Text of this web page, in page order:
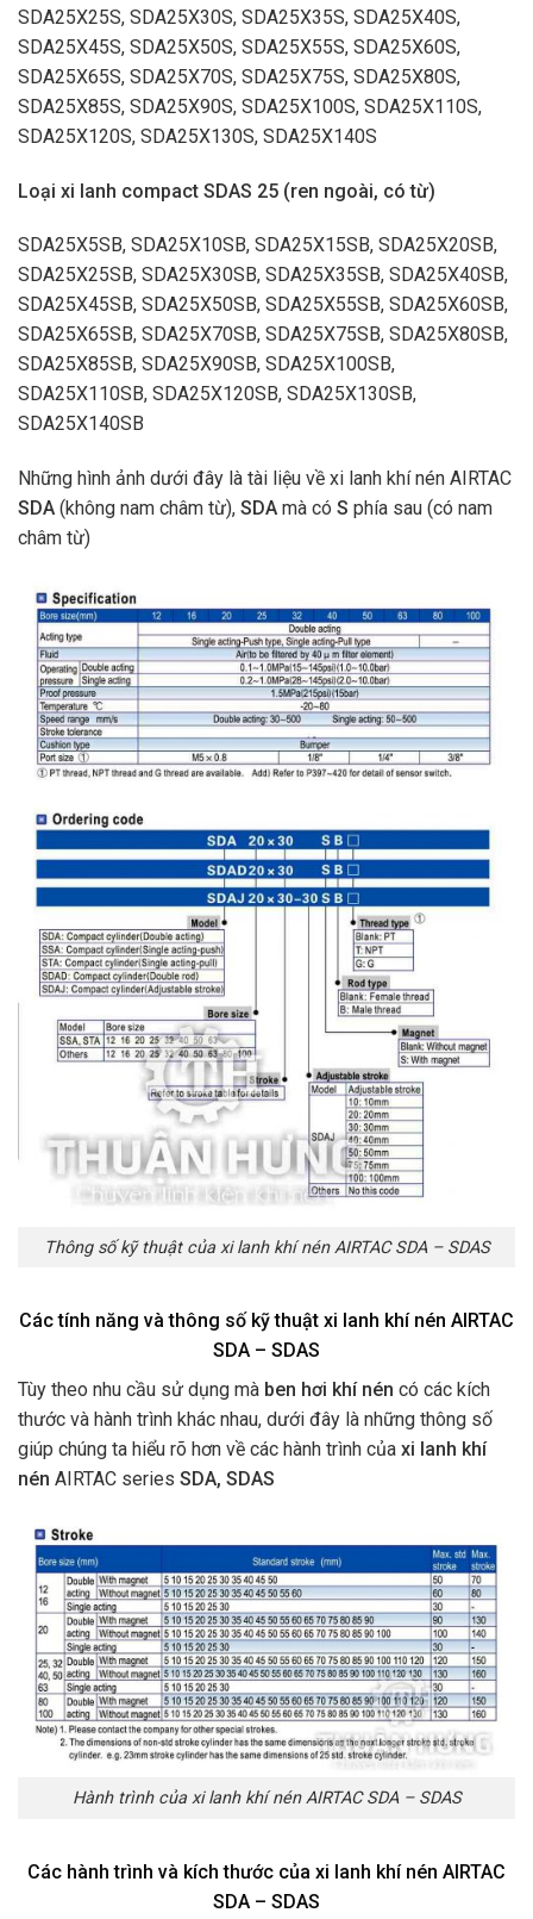
SDA25X25S, SDA25X30S, SDA25X35S, SDA25X40S,
SDA25X45S, SDA25X50S, SDA25X55S, SDA25X60S,
SDA25X65S, SDA25X70S, SDA25X75S, SDA25X80S,
SDA25X85S, SDA25X90S, SDA25X100S, SDA25X110S,
SDA25X120S, SDA25X130S, SDA25X140S
Loại xi lanh compact SDAS 25 (ren ngoài, có từ)
SDA25X5SB, SDA25X10SB, SDA25X15SB, SDA25X20SB,
SDA25X25SB, SDA25X30SB, SDA25X35SB, SDA25X40SB,
SDA25X45SB, SDA25X50SB, SDA25X55SB, SDA25X60SB,
SDA25X65SB, SDA25X70SB, SDA25X75SB, SDA25X80SB,
SDA25X85SB, SDA25X90SB, SDA25X100SB,
SDA25X110SB, SDA25X120SB, SDA25X130SB,
SDA25X140SB
Những hình ảnh dưới đây là tài liệu về xi lanh khí nén AIRTAC
SDA (không nam châm từ), SDA mà có S phía sau (có nam
châm từ)
Thông số kỹ thuật của xi lanh khí nén AIRTAC SDA – SDAS
Các tính năng và thông số kỹ thuật xi lanh khí nén AIRTAC
SDA – SDAS
Tùy theo nhu cầu sử dụng mà ben hơi khí nén có các kích
thước và hành trình khác nhau, dưới đây là những thông số
giúp chúng ta hiểu rõ hơn về các hành trình của xi lanh khí
nén AIRTAC series SDA, SDAS
Hành trình của xi lanh khí nén AIRTAC SDA – SDAS
Các hành trình và kích thước của xi lanh khí nén AIRTAC
SDA – SDAS